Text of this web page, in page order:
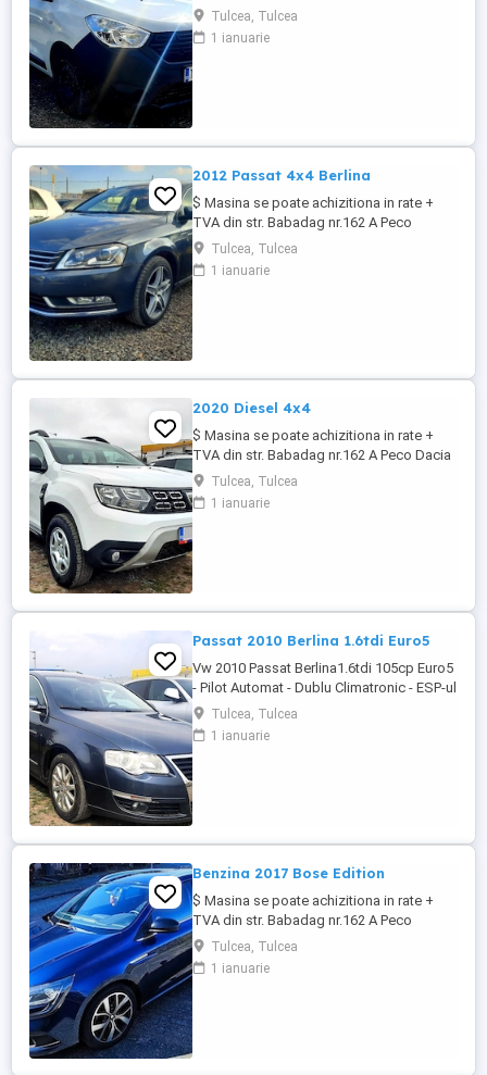
Start&Stop - Centralizata 2 chei - Functie
Eco-Mode - Geamuri electrice - Oglinzile
incalzite - Radio MP3 original - Bluetooth
Tulcea, Tulcea
1 ianuarie
2012 Passat 4x4 Berlina
$ Masina se poate achizitiona in rate +
TVA din str. Babadag nr.162 A Peco
Volkswagen 2012 Passat 2.0 Tdi 140cp
4Motion - Tractiune integrala - Dublu
Climatronic - 4 Geamuri electrice - Scaune
Tulcea, Tulcea
1 ianuarie
2020 Diesel 4x4
$ Masina se poate achizitiona in rate +
TVA din str. Babadag nr.162 A Peco Dacia
2020 Duster 4x4 SUV 1.5 diesel 116cp
Euro6 - Pilot Automat - Aer Conditionat -
Tractiune integrala - Sistem Start & Stop -
Tulcea, Tulcea
1 ianuarie
Passat 2010 Berlina 1.6tdi Euro5
Vw 2010 Passat Berlina1.6tdi 105cp Euro5
- Pilot Automat - Dublu Climatronic - ESP-ul
decuplabil - Sistem Start-Stop - Full
Privacy Glass - Geamuri electrice -
Oglinzile electrice - Airbaguri frontale -
Tulcea, Tulcea
1 ianuarie
Benzina 2017 Bose Edition
$ Masina se poate achizitiona in rate +
TVA din str. Babadag nr.162 A Peco
Renault 2017 Megane 1.2i 130cp Euro6
Bose Edition - Dublu Climatronic - Full
Privacy Glass - Pilot Automat, ESP -
Tulcea, Tulcea
1 ianuarie